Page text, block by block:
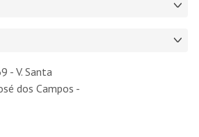
- V. Santa
dos Campos -